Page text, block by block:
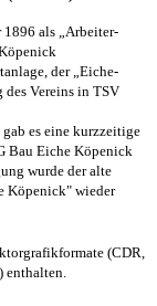
1896 als „Arbeiter-
der „Eiche-
des Vereins in TSV
es eine kurzzeitige
Bau Eiche Köpenick
wurde der alte
Köpenick" wieder
(CDR,
enthalten.